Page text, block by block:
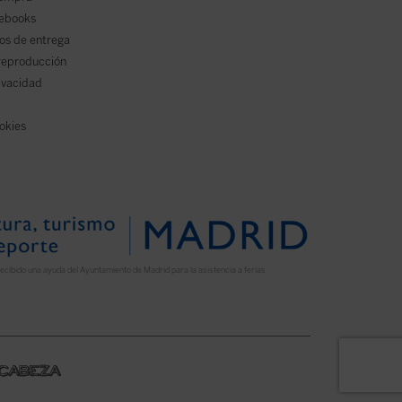
de entrega
una ayuda del Ayuntamiento de Madrid para la asistencia a ferias